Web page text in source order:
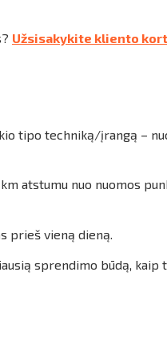
Užsisakykite kliento
tipo techniką/įrangą –
atstumu nuo nuomos
prieš vieną dieną.
sprendimo būdą, kaip